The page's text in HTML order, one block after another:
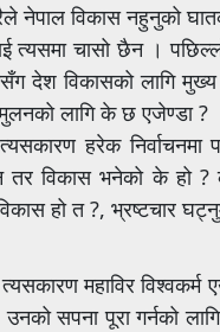
नेपाल विकास नहुनुको
चासो छैन ।
देश विकासको लागि
लागि के छ एजेण्डा ?
हरेक निर्वाचनमा
तर विकास भनेको के हो
हो त ?, भ्रष्टचार
महाविर विश्वकर्म
सपना पूरा गर्नको